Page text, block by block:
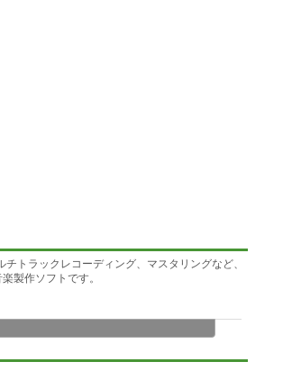
トラックレコーディング、マスタリングなど、
製作ソフトです。
を向上させることはもちろん、作曲、編曲、ミ
業のストレスを軽減します。